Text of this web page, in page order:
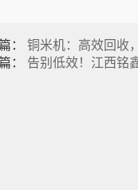
： 铜米机：高效回收
： 告别低效！江西铭